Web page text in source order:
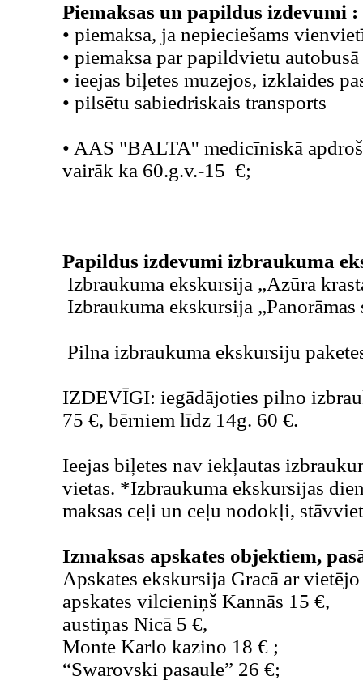
Piemaksas un papildus izdevumi :
• piemaksa, ja nepieciešams
• piemaksa par papildvietu
• ieejas biļetes muzejos, izklaides
• pilsētu sabiedriskais transports
• AAS "BALTA'' medicīniskā
vairāk ka 60.g.v.-15 €;
Papildus izdevumi izbraukuma
Izbraukuma ekskursija „Azūra
Izbraukuma ekskursija
Pilna izbraukuma ekskursiju
IZDEVĪGI: iegādājoties pilno
75 €, bērniem līdz 14g. 60 €.
Ieejas biļetes nav iekļautas
vietas. *Izbraukuma ekskursijas
maksas ceļi un ceļu nodokļi,
Izmaksas apskates objektiem,
Apskates ekskursija Gracā ar
apskates vilcieniņš Kannās 15 €,
austiņas Nicā 5 €,
Monte Karlo kazino 18 € ;
“Swarovski pasaule” 26 €;